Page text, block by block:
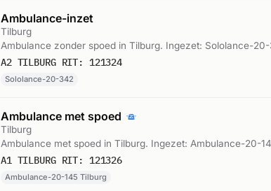
Ambulance-inzet
Tilburg
Ambulance zonder spoed in Tilburg. Ingezet: Sololance-
A2 TILBURG RIT: 121324
Sololance-20-342
Ambulance met spoed
Tilburg
Ambulance met spoed in Tilburg. Ingezet: Ambulance-20-
A1 TILBURG RIT: 121326
Ambulance-20-145 Tilburg